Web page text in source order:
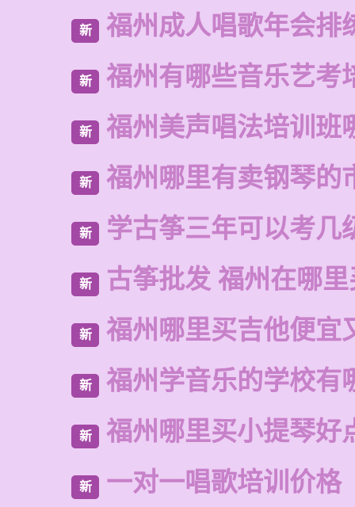
新 福州成人唱歌年会排
新 福州有哪些音乐艺考
新 福州美声唱法培训班
新 福州哪里有卖钢琴的
新 学古筝三年可以考几
新 古筝批发 福州在哪
新 福州哪里买吉他便宜
新 福州学音乐的学校有
新 福州哪里买小提琴好
新 一对一唱歌培训价格